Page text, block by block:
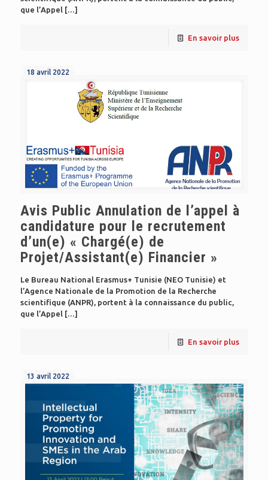
que l’Appel […]
En savoir plus
18 avril 2022
Avis Public Annulation de l’appel à
candidature pour le recrutement
d’un(e) « Chargé(e) de
Projet/Assistant(e) Financier »
Le Bureau National Erasmus+ Tunisie (NEO Tunisie) et
l’Agence Nationale de la Promotion de la Recherche
scientifique (ANPR), portent à la connaissance du public,
que l’Appel[…]
En savoir plus
13 avril 2022